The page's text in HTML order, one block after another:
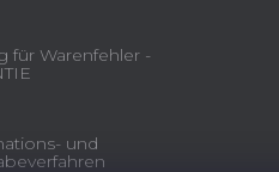
für Warenfehler -
und